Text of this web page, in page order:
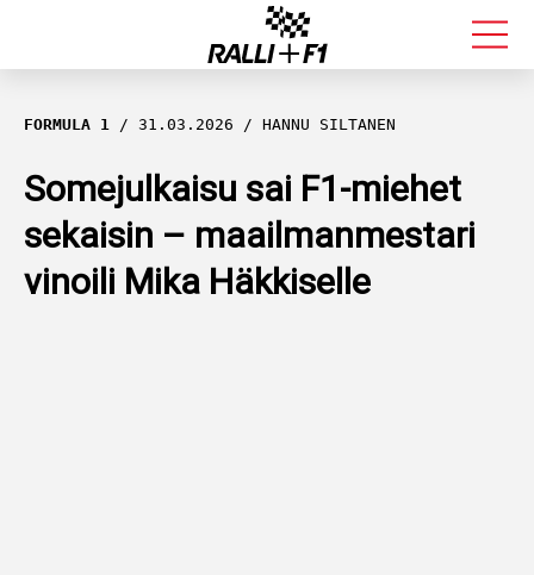
FORMULA 1
RALLI
KALLE ROVANPERÄ
VALTTERI BOTTAS
FORMULA 1 31.03.2026 HANNU SILTANEN
Somejulkaisu sai F1-miehet
sekaisin – maailmanmestari
vinoili Mika Häkkiselle